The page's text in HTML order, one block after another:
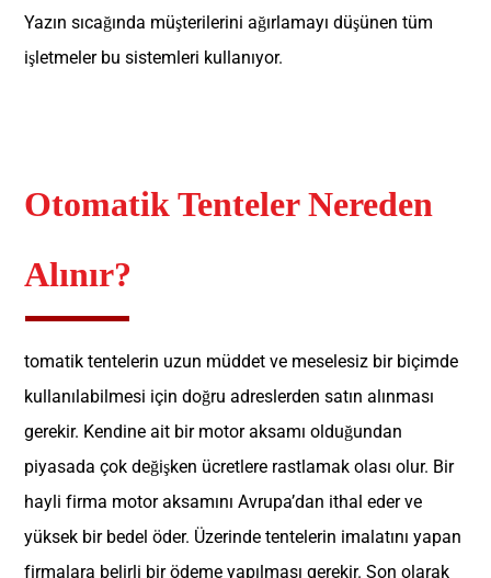
Yazın sıcağında müşterilerini ağırlamayı düşünen tüm
işletmeler bu sistemleri kullanıyor.
Otomatik Tenteler Nereden
Alınır?
tomatik tentelerin uzun müddet ve meselesiz bir biçimde
kullanılabilmesi için doğru adreslerden satın alınması
gerekir. Kendine ait bir motor aksamı olduğundan
piyasada çok değişken ücretlere rastlamak olası olur. Bir
hayli firma motor aksamını Avrupa’dan ithal eder ve
yüksek bir bedel öder. Üzerinde tentelerin imalatını yapan
firmalara belirli bir ödeme yapılması gerekir. Son olarak